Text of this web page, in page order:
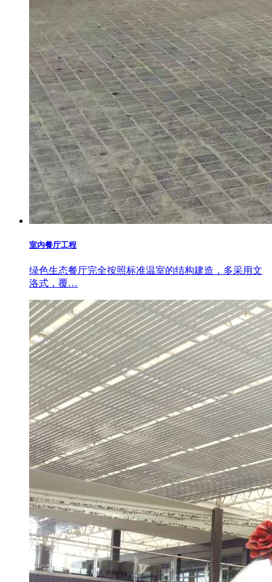
室内餐厅工程
绿色生态餐厅完全按照标准温室的结构建造，多采用文
洛式，覆…